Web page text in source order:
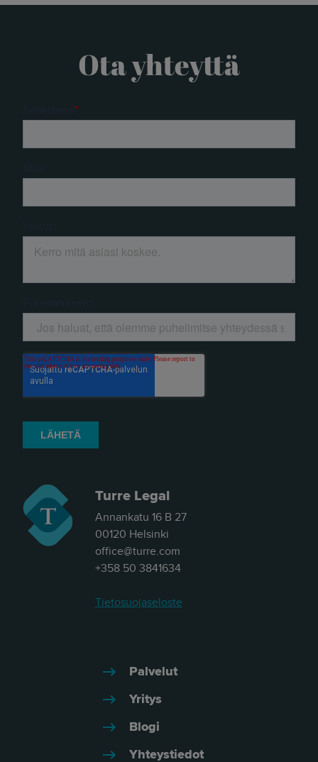
Turre Legal
Annankatu 16 B 27
00120 Helsinki
office@turre.com
+358 50 3841634
Tietosuojaseloste
Palvelut
Yritys
Blogi
Yhteystiedot
Ota yhteyttä